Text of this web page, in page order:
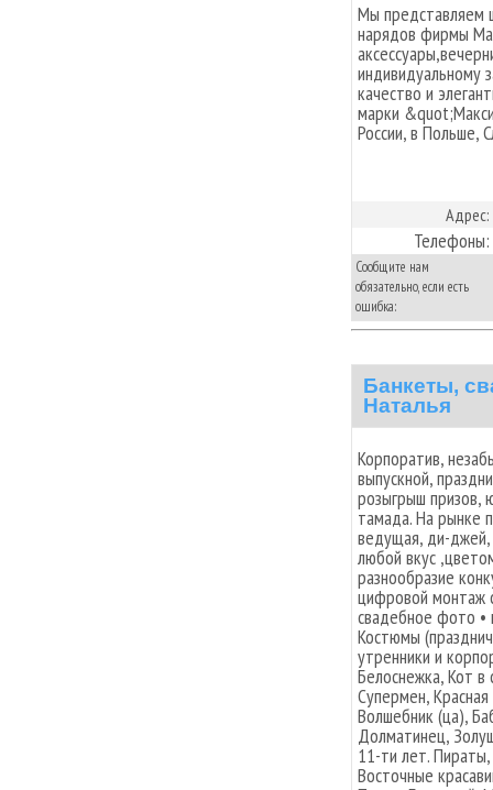
Мы представляем
нарядов фирмы
индивидуальному
качество и
марки
России, в Польше,
Адрес:
Телефоны:
Сообщите нам
обязательно, если есть
ошибка:
Банкеты,
Наталья
Корпоратив,
выпускной,
розыгрыш призов,
тамада. На рынке
ведущая, ди-
любой вкус
разнообразие
цифровой монтаж
свадебное фото •
Костюмы
утренники и
Белоснежка, Кот в
Супермен,
Волшебник (ца),
Долматинец,
11-ти лет.
Восточные